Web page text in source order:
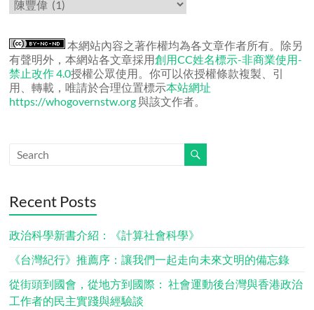
者
章
本網站內容之著作權均為各文章作者所有。除另
有聲明外，本網站各文章採用創用CC姓名標示-非商業使用-
禁止改作 4.0授權公眾使用。你可以依授權條款複製、引
用、轉載，唯請於合理位置標示本站網址
https://whogovernstw.org與該文作者。
Recent Posts
政治科學新書介紹：《計算社會科學》
《台灣紀行》推薦序：讓我們一起走向未來文明的備忘錄
從街頭到國會，從地方到國際： 社會運動後台灣與香港政治
工作者的民主實踐與經驗談